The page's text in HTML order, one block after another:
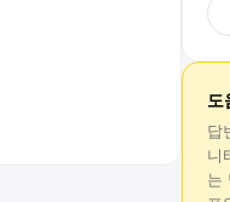
도
답
니
는